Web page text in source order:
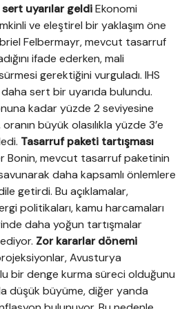
uyarılar geldiEkonomi
ve eleştirel bir yaklaşım öne
Felbermayr, mevcut tasarruf
ifade ederken, mali
gerektiğini vurguladı. IHS
daha sert bir uyarıda bulundu.
kadar yüzde 2 seviyesine
büyük olasılıkla yüzde 3’e
Tasarruf paketi tartışması
Bonin, mevcut tasarruf paketinin
daha kapsamlı önlemlere
getirdi. Bu açıklamalar,
politikaları, kamu harcamaları
daha yoğun tartışmalar
Zor kararlar dönemi
Avusturya
bir denge kurma süreci olduğunu
düşük büyüme, diğer yanda